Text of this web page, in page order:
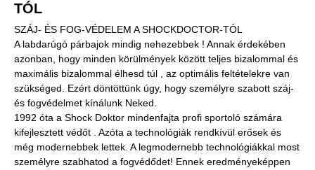
TÓL
SZÁJ- ÉS FOG-VÉDELEM A SHOCKDOCTOR-TÓL
A labdarúgó párbajok mindig nehezebbek ! Annak érdekében
azonban, hogy minden körülmények között teljes bizalommal és
maximális bizalommal élhesd túl , az optimális feltételekre van
szükséged. Ezért döntöttünk úgy, hogy személyre szabott száj-
és fogvédelmet kínálunk Neked.
1992 óta a Shock Doktor mindenfajta profi sportoló számára
kifejlesztett védőt . Azóta a technológiák rendkívül erősek és
még modernebbek lettek. A legmodernebb technológiákkal most
személyre szabhatod a fogvédődet! Ennek eredményeképpen